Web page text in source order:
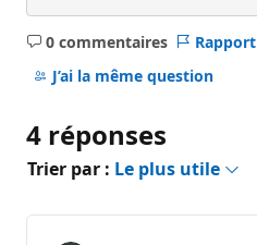
0 commentaires
Aucun
commentaire
Rapport
J’ai la même question
4 réponses
Trier par : Le plus utile